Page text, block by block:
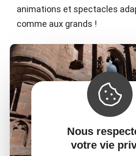
animations et spectacles
comme aux grands !
Nous
votre vie